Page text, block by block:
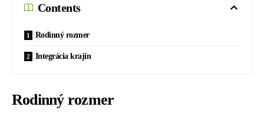
Contents
Rodinný rozmer
Integrácia krajín
Rodinný rozmer